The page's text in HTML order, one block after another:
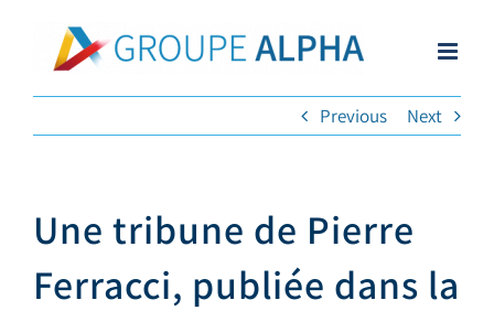
Previous
Next
Une tribune de Pierre
Ferracci, publiée dans la